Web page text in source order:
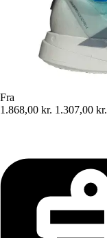
Fra
1.868,00 kr. 1.307,00 kr.